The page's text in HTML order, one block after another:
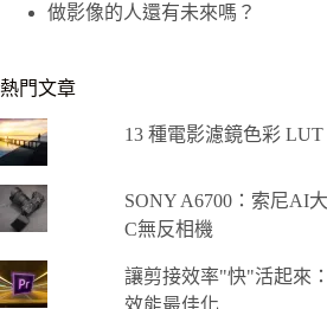
做影像的人還有未來嗎？
熱門文章
13 種電影濾鏡色彩
SONY A6700：索尼AI
C無反相機
讓剪接效率"快"活起來：
效能最佳化